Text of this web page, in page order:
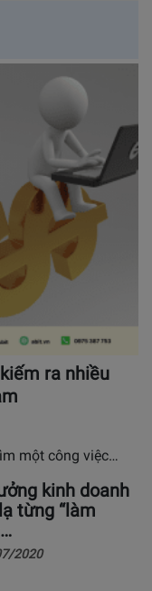
ra nhiều
một công việc…
kinh doanh
từng “làm
2020